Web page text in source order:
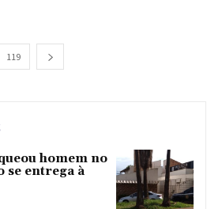
119
homem no
se entrega à